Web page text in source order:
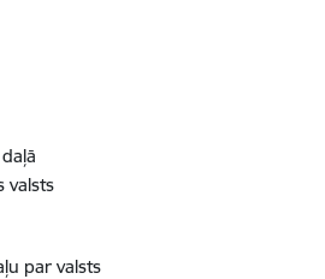
valsts
par valsts